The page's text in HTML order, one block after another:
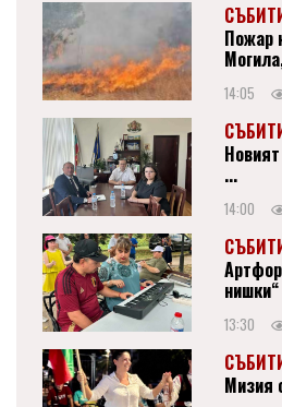
Пожар
14:05
...
14:00
13:30
Мизия